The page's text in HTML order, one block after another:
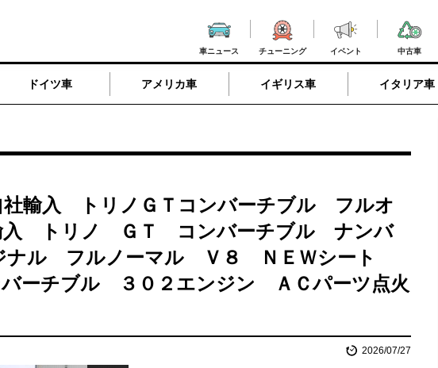
車ニュース チューニング イベント 中古車
ドイツ車 アメリカ車 イギリス車 イタリア車
輸入 トリノＧＴコンバーチブル フルオ
入 トリノ ＧＴ コンバーチブル ナンバ
ナル フルノーマル Ｖ８ ＮＥＷシート
ーチブル ３０２エンジン ＡＣパーツ点火
2026/07/27